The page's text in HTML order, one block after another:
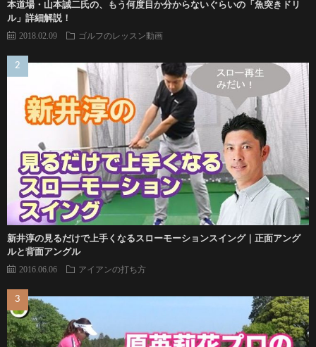
本道場・山本誠二氏の、もう何度目か分からないぐらいの「魚突きドリ
ル」詳細解説！
2018.02.09 ゴルフのレッスン動画
新井淳の見るだけで上手くなるスローモーションスイング｜正面アング
ルと背面アングル
2016.06.06 アイアンの打ち方